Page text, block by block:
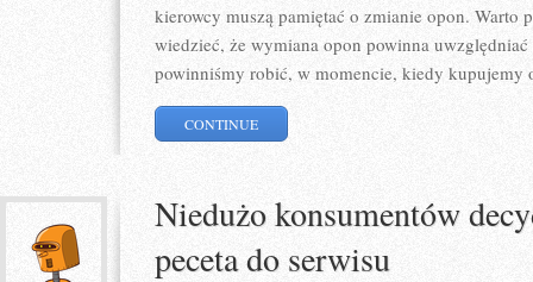
kierowcy muszą pamiętać o zmianie opon. Warto
wiedzieć, że wymiana opon powinna
powinniśmy robić, w momencie, kiedy kupujemy
CONTINUE
Niedużo konsumentów
peceta do serwisu